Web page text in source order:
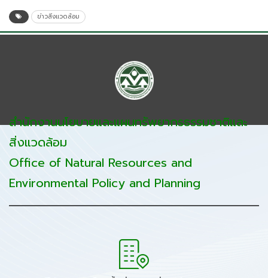
ข่าวสิ่งแวดล้อม
สำนักงานนโยบายและแผนทรัพยากรธรรมชาติและ
สิ่งแวดล้อม
Office of Natural Resources and
Environmental Policy and Planning